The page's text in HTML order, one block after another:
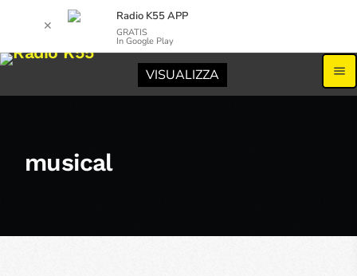
menu
musical
✕
Radio K55 APP
GRATIS
In Google Play
VISUALIZZA